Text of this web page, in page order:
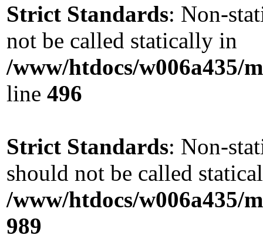
Strict Standards: Non-
not be called statically in
/www/htdocs/w006a435/
line 496
Strict Standards: Non-
should not be called
/www/htdocs/w006a435/
989